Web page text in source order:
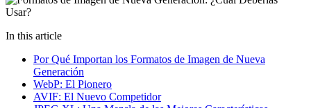
In this article
Por Qué Importan los Formatos de Imagen de Nueva
Generación
WebP: El Pionero
AVIF: El Nuevo Competidor